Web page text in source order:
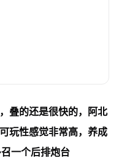
叠的还是很快的，阿北
玩性感觉非常高，养成
一个后排炮台